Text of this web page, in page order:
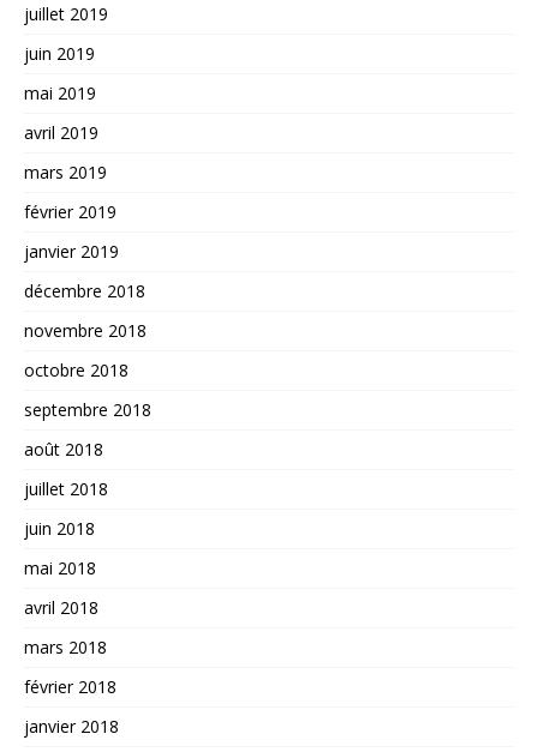
juillet 2019
juin 2019
mai 2019
avril 2019
mars 2019
février 2019
janvier 2019
décembre 2018
novembre 2018
octobre 2018
septembre 2018
août 2018
juillet 2018
juin 2018
mai 2018
avril 2018
mars 2018
février 2018
janvier 2018